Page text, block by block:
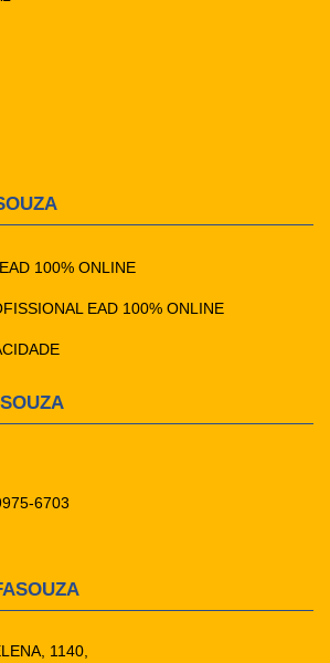
100% ONLINE
EAD 100% ONLINE
6703
1140,